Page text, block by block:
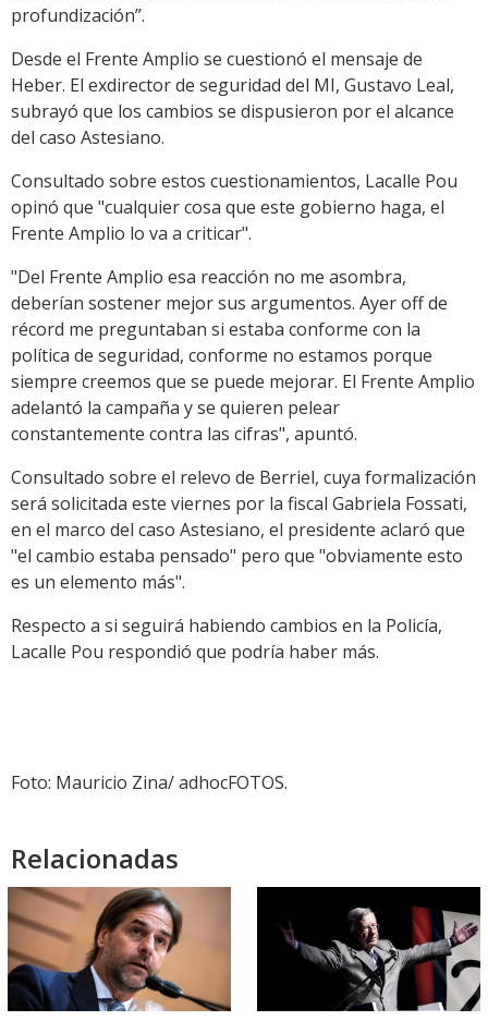
profundización”.
Desde el Frente Amplio se cuestionó el mensaje de
Heber. El exdirector de seguridad del MI, Gustavo Leal,
subrayó que los cambios se dispusieron por el alcance
del caso Astesiano.
Consultado sobre estos cuestionamientos, Lacalle Pou
opinó que "cualquier cosa que este gobierno haga, el
Frente Amplio lo va a criticar".
"Del Frente Amplio esa reacción no me asombra,
deberían sostener mejor sus argumentos. Ayer off de
récord me preguntaban si estaba conforme con la
política de seguridad, conforme no estamos porque
siempre creemos que se puede mejorar. El Frente Amplio
adelantó la campaña y se quieren pelear
constantemente contra las cifras", apuntó.
Consultado sobre el relevo de Berriel, cuya formalización
será solicitada este viernes por la fiscal Gabriela Fossati,
en el marco del caso Astesiano, el presidente aclaró que
"el cambio estaba pensado" pero que "obviamente esto
es un elemento más".
Respecto a si seguirá habiendo cambios en la Policía,
Lacalle Pou respondió que podría haber más.
Foto: Mauricio Zina/ adhocFOTOS.
Relacionadas